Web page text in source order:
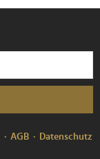
AGB
Datenschutz